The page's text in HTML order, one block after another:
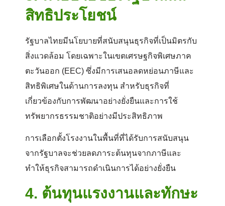
สิทธิประโยชน์
รัฐบาลไทยมีนโยบายที่สนับสนุนธุรกิจที่เป็นมิตรกับ
สิ่งแวดล้อม โดยเฉพาะในเขตเศรษฐกิจพิเศษภาค
ตะวันออก (EEC) ซึ่งมีการเสนอลดหย่อนภาษีและ
สิทธิพิเศษในด้านการลงทุน สำหรับธุรกิจที่
เกี่ยวข้องกับการพัฒนาอย่างยั่งยืนและการใช้
ทรัพยากรธรรมชาติอย่างมีประสิทธิภาพ
การเลือกตั้งโรงงานในพื้นที่ที่ได้รับการสนับสนุน
จากรัฐบาลจะช่วยลดภาระต้นทุนจากภาษีและ
ทำให้ธุรกิจสามารถดำเนินการได้อย่างยั่งยืน
4. ต้นทุนแรงงานและทักษะ